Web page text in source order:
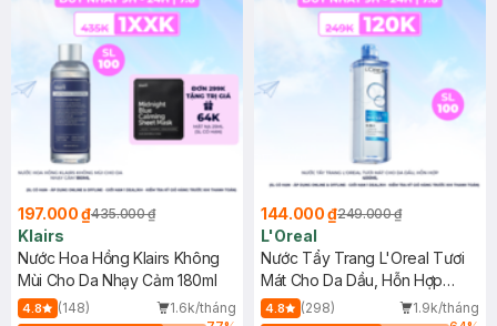
197.000 ₫435.000 ₫
Klairs
Nước Hoa Hồng Klairs Không
Mùi Cho Da Nhạy Cảm 180ml
4.8 (148)
1.6k/tháng
144.000 ₫249.000 ₫
L'Oreal
Nước Tẩy Trang L'Oreal Tươi
Mát Cho Da Dầu, Hỗn Hợp
400ml
4.8 (298)
1.9k/tháng